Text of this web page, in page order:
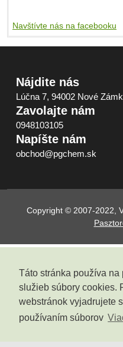
Táto stránka používa na
služieb súbory cookies.
webstránok vyjadrujete
používaním súborov
Navštívte nás na facebooku
Nájdite nás
Lúčna 7, 94002 Nové
Zavolajte nám
0948103105
Napíšte nám
obchod@pgchem.sk
Copyright © 2007-2022,